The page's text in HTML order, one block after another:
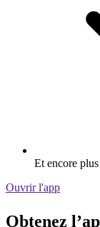
Et encore
Ouvrir l'app
Obtenez